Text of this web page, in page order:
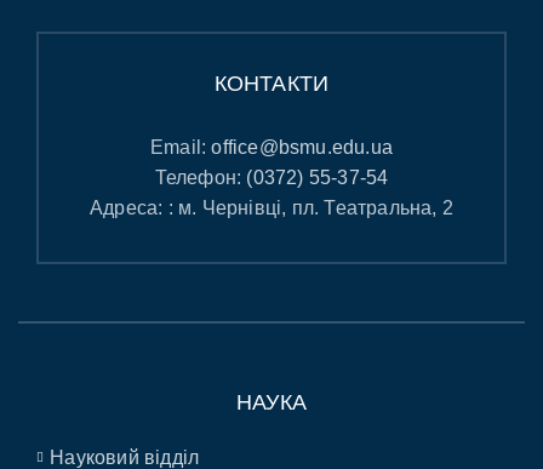
КОНТАКТИ
Email:office@bsmu.edu.ua
Телефон: (0372) 55-37-54
Адреса: : м. Чернівці, пл. Театральна, 2
НАУКА
Науковий відділ